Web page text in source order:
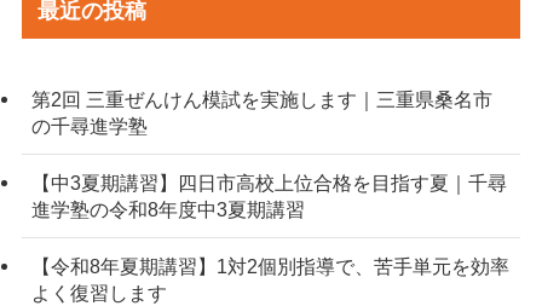
最近の投稿
第2回 三重ぜんけん模試を実施します｜三重県桑名市
の千尋進学塾
【中3夏期講習】四日市高校上位合格を目指す夏｜千尋
進学塾の令和8年度中3夏期講習
【令和8年夏期講習】1対2個別指導で、苦手単元を効率
よく復習します